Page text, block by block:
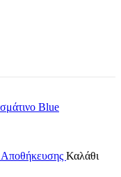
Καλάθι